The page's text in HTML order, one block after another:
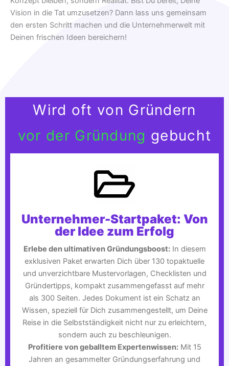
Vision in die Tat umzusetzen? Dann lass uns gemeinsam
den ersten Schritt machen und die Unternehmerwelt mit
Deinen frischen Ideen bereichern!
Wird oft von Gründern
vor der Gründung gebucht
Unternehmer-Startpaket: Von
der Idee zum Erfolg
Erlebe den ultimativen Gründungsboost:In diesem
exklusiven Paket erwarten Dich über 130 topaktuelle
und unverzichtbare Mustervorlagen, Checklisten und
Gründertipps, kompakt zusammengefasst auf mehr
als 300 Seiten. Jedes Dokument ist ein Schatz an
Wissen, speziell für Dich zusammengestellt, um Deine
Reise in die Selbstständigkeit nicht nur zu erleichtern,
sondern auch zu beschleunigen.
Profitiere von geballtem Expertenwissen:Mit 15
Jahren an gesammelter Gründungserfahrung und